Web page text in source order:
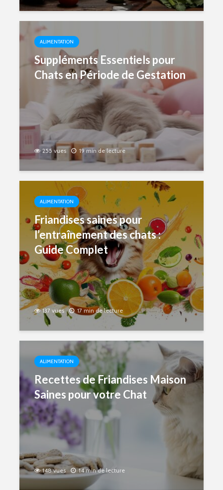
ALIMENTATION
Suppléments Essentiels pour
Chats en Période de Gestation
255 vues 19 min de lecture
ALIMENTATION
Friandises saines pour
l’entraînement des chats :
Guide Complet
137 vues 17 min de lecture
ALIMENTATION
Recettes de Friandises Maison
Saines pour votre Chat
148 vues 14 min de lecture